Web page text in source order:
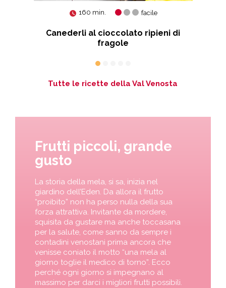
160 min. facile
Canederli al cioccolato ripieni di
fragole
Tutte le ricette della Val Venosta
Frutti piccoli, grande
gusto
La storia della mela, si sa, inizia nel
giardino dell’Eden. Da allora il frutto
“proibito” non ha perso nulla della sua
forza attrattiva. Invitante da mordere,
squisita da gustare ma anche toccasana
per la salute, come sanno da sempre i
contadini venostani prima ancora che
venisse coniato il motto “una mela al
giorno toglie il medico di torno”. Ecco
perché ogni giorno si impegnano al
massimo per darci i migliori frutti possibili.